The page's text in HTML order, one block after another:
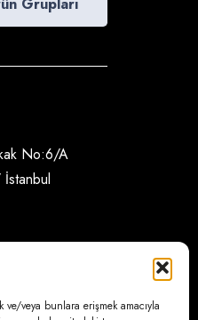
veya bunlara erişmek amacıyla
Grupları
No:6/A